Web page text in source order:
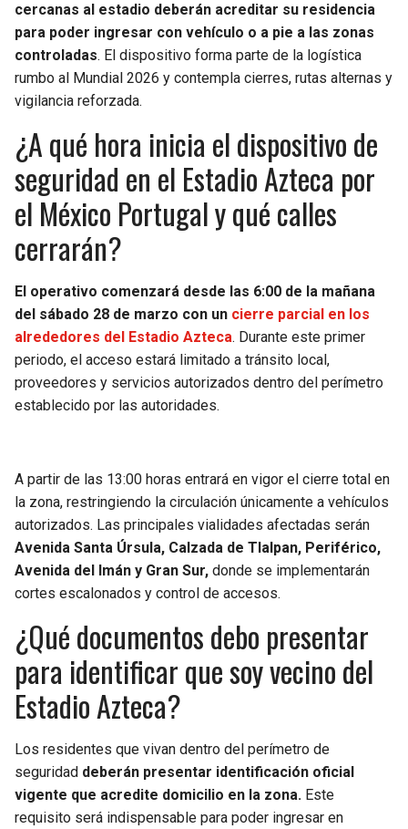
BUCCANEERS
cercanas al estadio deberán acreditar su residencia
para poder ingresar con vehículo o a pie a las zonas
controladas. El dispositivo forma parte de la logística
rumbo al Mundial 2026 y contempla cierres, rutas alternas y
vigilancia reforzada.
¿A qué hora inicia el dispositivo de
seguridad en el Estadio Azteca por
el México Portugal y qué calles
cerrarán?
El operativo comenzará desde las 6:00 de la mañana
del sábado 28 de marzo con un cierre parcial en los
alrededores del Estadio Azteca. Durante este primer
periodo, el acceso estará limitado a tránsito local,
proveedores y servicios autorizados dentro del perímetro
establecido por las autoridades.
A partir de las 13:00 horas entrará en vigor el cierre total en
la zona, restringiendo la circulación únicamente a vehículos
autorizados. Las principales vialidades afectadas serán
Avenida Santa Úrsula, Calzada de Tlalpan, Periférico,
Avenida del Imán y Gran Sur, donde se implementarán
cortes escalonados y control de accesos.
¿Qué documentos debo presentar
para identificar que soy vecino del
Estadio Azteca?
Los residentes que vivan dentro del perímetro de
seguridad deberán presentar identificación oficial
vigente que acredite domicilio en la zona. Este
requisito será indispensable para poder ingresar en